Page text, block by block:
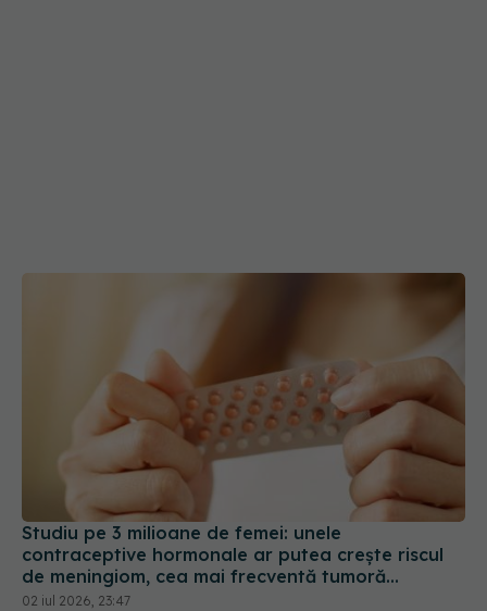
Studiu pe 3 milioane de femei: unele
contraceptive hormonale ar putea crește riscul
de meningiom, cea mai frecventă tumoră
cerebrală
02 iul 2026, 23:47